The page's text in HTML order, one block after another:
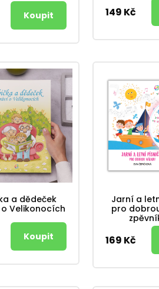
149 Kč
a dědeček
Velikonocích
Jarní a
pro
169 Kč